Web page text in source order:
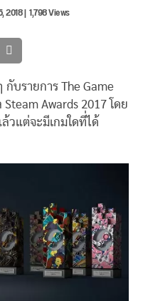
2018|1,798 Views
บรายการ The Game
Awards 2017 โดย
วแต่จะมีเกมใดที่ได้